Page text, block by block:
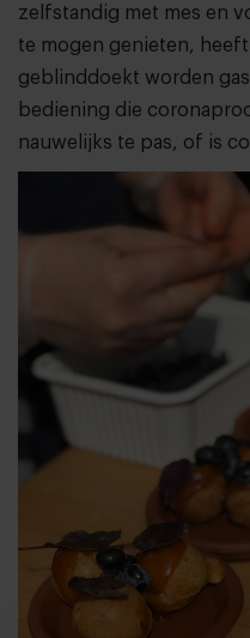
zelfstandig met mes en
te mogen genieten,
geblinddoekt worden
bediening die
nauwelijks te pas, of is